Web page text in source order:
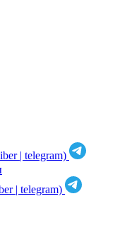
| telegram)
| telegram)